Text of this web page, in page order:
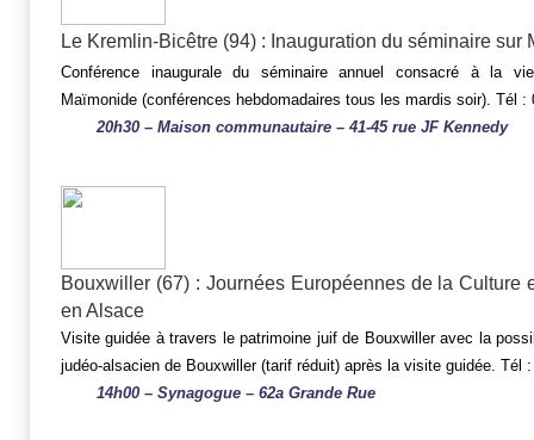
Le Kremlin-Bicêtre (94) : Inauguration du séminaire sur
Conférence inaugurale du séminaire annuel consacré à la
Maïmonide (conférences hebdomadaires tous les mardis soir). Tél :
20h30 – Maison communautaire – 41-45 rue JF Kennedy
Bouxwiller (67) : Journées Européennes de la Culture
en Alsace
Visite guidée à travers le patrimoine juif de Bouxwiller avec la
judéo-alsacien de Bouxwiller (tarif réduit) après la visite guidée. Tél
14h00 – Synagogue – 62a Grande Rue